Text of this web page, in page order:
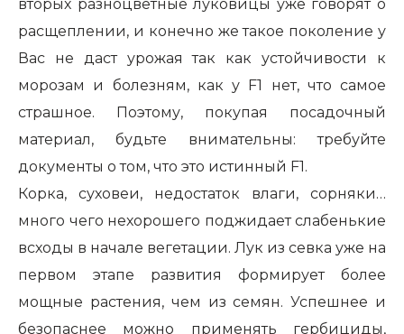
вторых разноцветные луковицы уже говорят о
расщеплении, и конечно же такое поколение у
Вас не даст урожая так как устойчивости к
морозам и болезням, как у F1 нет, что самое
страшное. Поэтому, покупая посадочный
материал, будьте внимательны: требуйте
документы о том, что это истинный F1.
Корка, суховеи, недостаток влаги, сорняки…
много чего нехорошего поджидает слабенькие
всходы в начале вегетации. Лук из севка уже на
первом этапе развития формирует более
мощные растения, чем из семян. Успешнее и
безопаснее можно применять гербициды,